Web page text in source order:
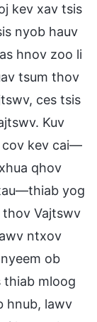
kev xav tsis
nyob hauv
hnov zoo li
tsum thov
ces tsis
Kuv
cov kev cai—
qhov
yog
thov Vajtswv
ntxov
ob
thiab mloog
hnub, lawv